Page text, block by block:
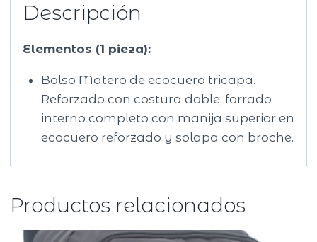
Descripción
Elementos (1 pieza):
Bolso Matero de ecocuero tricapa.
Reforzado con costura doble, forrado
interno completo con manija superior en
ecocuero reforzado y solapa con broche.
Productos relacionados